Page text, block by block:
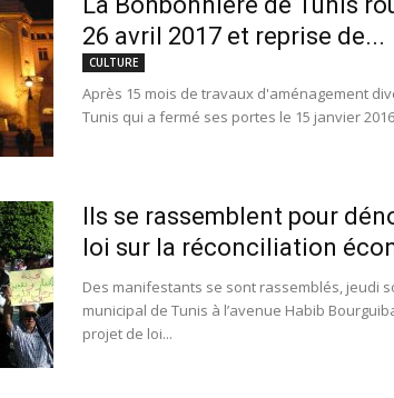
26 avril 2017 et reprise de...
CULTURE
Après 15 mois de travaux d'aménagement
Tunis qui a fermé ses portes le 15 janvier
Ils se rassemblent pour
loi sur la réconciliation
Des manifestants se sont rassemblés, jeudi
municipal de Tunis à l’avenue Habib
projet de loi...